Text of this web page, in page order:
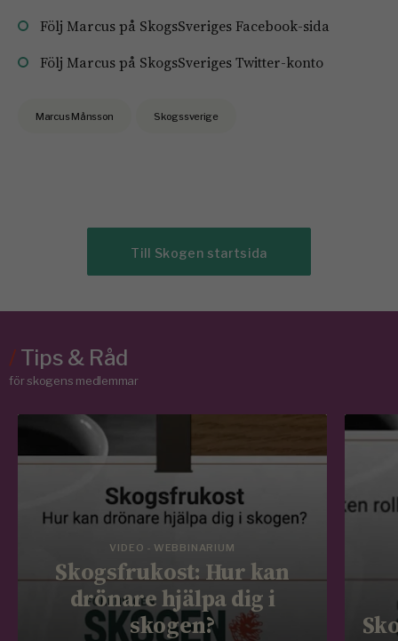
Följ Marcus på SkogsSveriges Facebook-sida
Följ Marcus på SkogsSveriges Twitter-konto
Marcus Månsson Skogssverige
Till Skogen startsida
/Tips & Råd
för skogens medlemmar
VIDEO - WEBBINARIUM
Skogsfrukost: Hur kan
drönare hjälpa dig i
skogen?